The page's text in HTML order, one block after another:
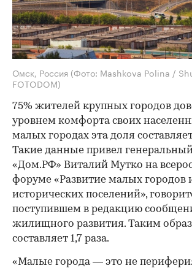
Омск, Россия (Фото: Mashkova Polina /
FOTODOM)
75% жителей крупных городов
уровнем комфорта своих
малых городах эта доля
Такие данные привел
«Дом.РФ» Виталий Мутко на
форуме «Развитие малых городов
исторических поселений»,
поступившем в редакцию
жилищного развития. Таким
составляет 1,7 раза.
«Малые города — это не